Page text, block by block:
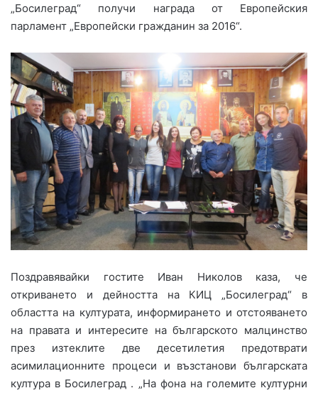
„Босилеград“ получи награда от Европейския
парламент „Европейски гражданин за 2016“.
Поздравявайки гостите Иван Николов каза, че
откриването и дейността на КИЦ „Босилеград“ в
областта на културата, информирането и отстояването
на правата и интересите на българското малцинство
през изтеклите две десетилетия предотврати
асимилационните процеси и възстанови българската
култура в Босилеград . „На фона на големите културни